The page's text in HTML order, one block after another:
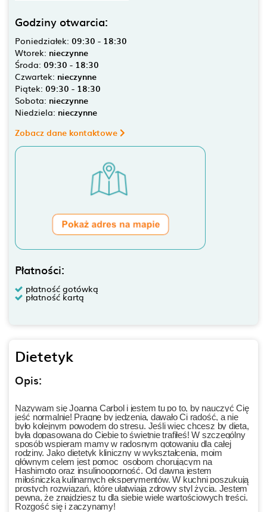
Godziny otwarcia:
Poniedziałek: 09:30 - 18:30
Wtorek: nieczynne
Środa: 09:30 - 18:30
Czwartek: nieczynne
Piątek: 09:30 - 18:30
Sobota: nieczynne
Niedziela: nieczynne
Zobacz dane kontaktowe
Płatności:
płatność gotówką
płatność kartą
Dietetyk
Opis:
Nazywam się Joanna Carbol i jestem tu po to, by nauczyć Cię
jeść normalnie! Pragnę by jedzenia, dawało Ci radość, a nie
było kolejnym powodem do stresu. Jeśli więc chcesz by dieta,
była dopasowana do Ciebie to świetnie trafiłeś! W szczególny
sposób wspieram mamy w radosnym gotowaniu dla całej
rodziny. Jako dietetyk kliniczny w wykształcenia, moim
głównym celem jest pomoc osobom chorującym na
Hashimoto oraz insulinooporność. Od dawna jestem
miłośniczką kulinarnych eksperymentów. W kuchni poszukują
prostych rozwiązań, które ułatwiają zdrowy styl życia. Jestem
pewna, że znajdziesz tu dla siebie wiele wartościowych treści.
Rozgość się i zaczynamy!